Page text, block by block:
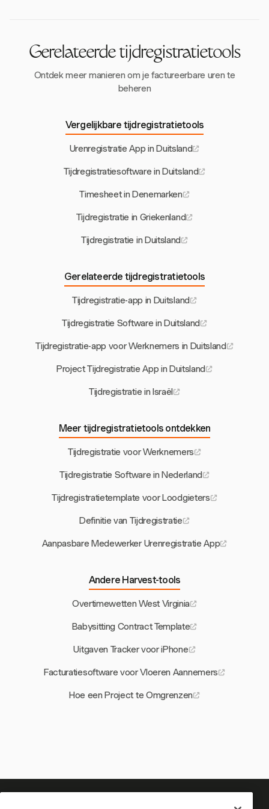
Gerelateerde tijdregistratietools
Ontdek meer manieren om je factureerbare uren te
beheren
Vergelijkbare tijdregistratietools
Urenregistratie App in Duitsland
Tijdregistratiesoftware in Duitsland
Timesheet in Denemarken
Tijdregistratie in Griekenland
Tijdregistratie in Duitsland
Gerelateerde tijdregistratietools
Tijdregistratie-app in Duitsland
Tijdregistratie Software in Duitsland
Tijdregistratie-app voor Werknemers in Duitsland
Project Tijdregistratie App in Duitsland
Tijdregistratie in Israël
Meer tijdregistratietools ontdekken
Tijdregistratie voor Werknemers
Tijdregistratie Software in Nederland
Tijdregistratietemplate voor Loodgieters
Definitie van Tijdregistratie
Aanpasbare Medewerker Urenregistratie App
Andere Harvest-tools
Overtimewetten West Virginia
Babysitting Contract Template
Uitgaven Tracker voor iPhone
Facturatiesoftware voor Vloeren Aannemers
Hoe een Project te Omgrenzen